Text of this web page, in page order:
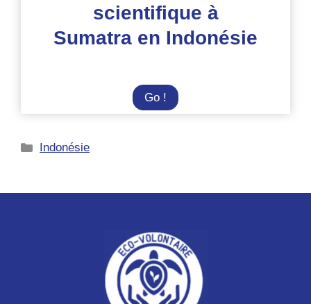
scientifique à
Sumatra en Indonésie
Go ! Odyssée
sauvage
Catégories
Indonésie